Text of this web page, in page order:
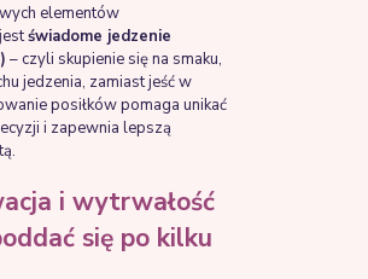
elementów
świadome jedzenie
– czyli skupienie się na smaku,
jedzenia, zamiast jeść w
posiłków pomaga unikać
i zapewnia lepszą
i wytrwałość
się po kilku